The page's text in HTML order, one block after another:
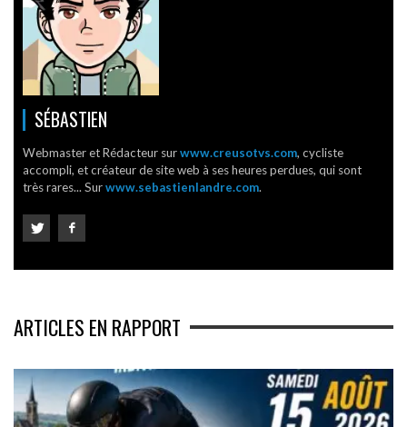
SÉBASTIEN
Webmaster et Rédacteur surwww.creusotvs.com, cycliste
accompli, et créateur de site web à ses heures perdues, qui sont
très rares... Surwww.sebastienlandre.com.
ARTICLES EN RAPPORT